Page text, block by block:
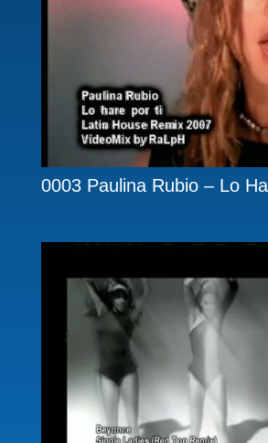
0003 Paulina Rubio – Lo